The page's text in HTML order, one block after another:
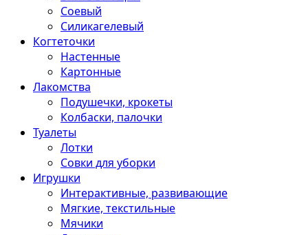
Соевый
Силикагелевый
Когтеточки
Настенные
Картонные
Лакомства
Подушечки, крокеты
Колбаски, палочки
Туалеты
Лотки
Совки для уборки
Игрушки
Интерактивные, развивающие
Мягкие, текстильные
Мячики